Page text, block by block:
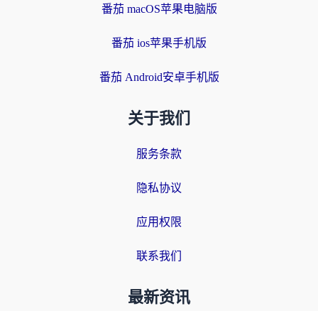
番茄 macOS苹果电脑版
番茄 ios苹果手机版
番茄 Android安卓手机版
关于我们
服务条款
隐私协议
应用权限
联系我们
最新资讯